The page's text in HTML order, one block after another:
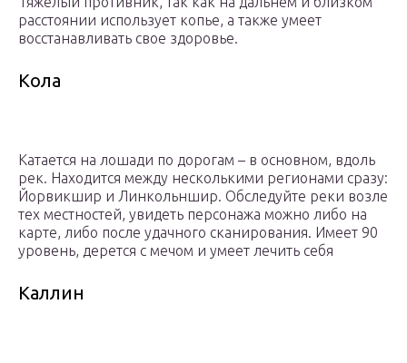
расстоянии использует копье, а также умеет
восстанавливать свое здоровье.
Кола
Катается на лошади по дорогам – в основном, вдоль
рек. Находится между несколькими регионами сразу:
Йорвикшир и Линкольншир. Обследуйте реки возле
тех местностей, увидеть персонажа можно либо на
карте, либо после удачного сканирования. Имеет 90
уровень, дерется с мечом и умеет лечить себя
Каллин